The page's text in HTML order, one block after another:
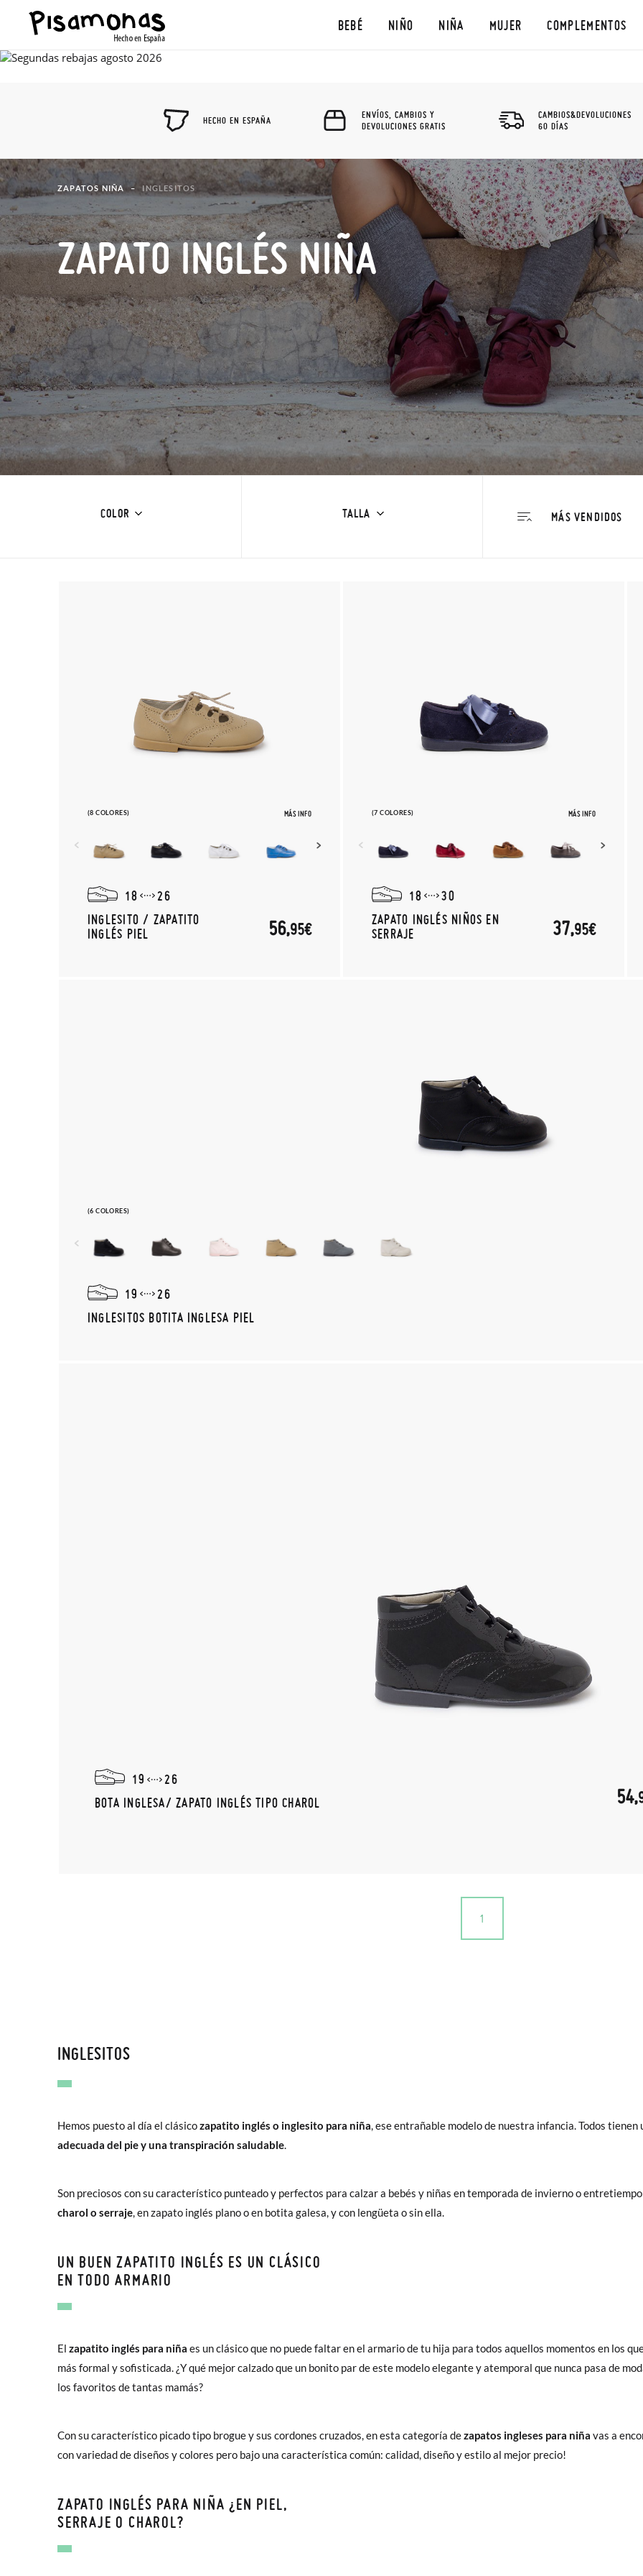
BEBÉ NIÑO NIÑA MUJER COMPLEMENTOS
HECHO EN ESPAÑA
ENVÍOS, CAMBIOS Y
DEVOLUCIONES GRATIS
CAMBIOS&DEVOLUCIONES
60 DÍAS
ZAPATOS NIÑA INGLESITOS
ZAPATO INGLÉS NIÑA
COLOR TALLA
(8 COLORES) MÁS INFO
18
26
INGLESITO / ZAPATITO
INGLÉS PIEL
56,95€
(7 COLORES) MÁS INFO
18
30
ZAPATO INGLÉS NIÑOS EN
SERRAJE
37,95€
(6 COLORES)
19
26
INGLESITOS BOTITA INGLESA PIEL
19
26
BOTA INGLESA/ ZAPATO INGLÉS TIPO CHAROL
54,
1
INGLESITOS
Hemos puesto al día el clásicozapatito inglés o inglesito para niña, ese entrañable modelo de nuestra infancia. Todos
adecuada del pie y una transpiración saludable.
Son preciosos con su característico punteado y perfectos para calzar a bebés y niñas en temporada de invierno o
charol o serraje, en zapato inglés plano o en botita galesa, y con lengüeta o sin ella.
UN BUEN ZAPATITO INGLÉS ES UN CLÁSICO
EN TODO ARMARIO
El zapatito inglés para niña es un clásico que no puede faltar en el armario de tu hija para todos aquellos momentos en los
más formal y sofisticada. ¿Y qué mejor calzado que un bonito par de este modelo elegante y atemporal que nunca pasa de
los favoritos de tantas mamás?
Con su característico picado tipo brogue y sus cordones cruzados, en esta categoría dezapatos ingleses para niña vas a
con variedad de diseños y colores pero bajo una característica común: calidad, diseño y estilo al mejor precio!
ZAPATO INGLÉS PARA NIÑA ¿EN PIEL,
SERRAJE O CHAROL?